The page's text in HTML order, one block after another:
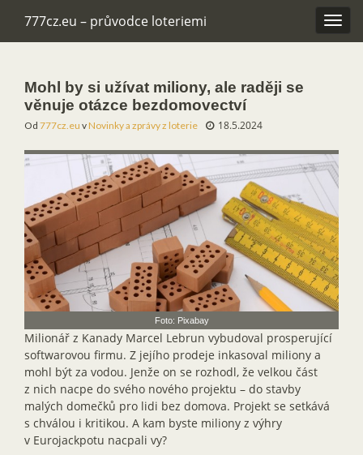
777cz.eu – průvodce loteriemi
Mohl by si užívat miliony, ale raději se
věnuje otázce bezdomovectví
Od 777cz.eu vNovinky a zprávy z loterie 18.5.2024
Foto: Pixabay
Milionář z Kanady Marcel Lebrun vybudoval prosperující
softwarovou firmu. Z jejího prodeje inkasoval miliony a
mohl být za vodou. Jenže on se rozhodl, že velkou část
z nich nacpe do svého nového projektu – do stavby
malých domečků pro lidi bez domova. Projekt se setkává
s chválou i kritikou. A kam byste miliony z výhry
v Eurojackpotu nacpali vy?